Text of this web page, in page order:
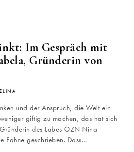
Im Gespräch mit
Gründerin von
ELINA
und der Anspruch, die Welt ein
giftig zu machen, das hat sich
des Labes OZN Nina
Fahne geschrieben. Dass…